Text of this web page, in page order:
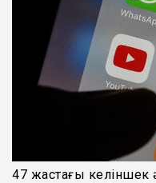
47 жастағы келіншек